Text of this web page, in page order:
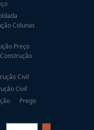
Colunas
Preço
Civil
Civil
Prego